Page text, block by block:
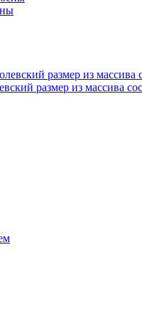
размер из массива